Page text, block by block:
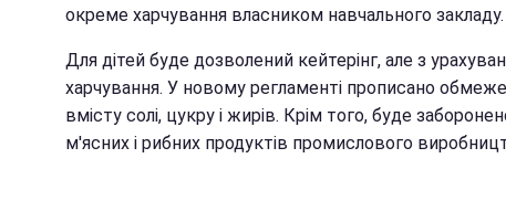
окреме харчування власником навчального закладу.
Для дітей буде дозволений кейтерінг, але з
харчування. У новому регламенті прописано
вмісту солі, цукру і жирів. Крім того, буде
м'ясних і рибних продуктів промислового